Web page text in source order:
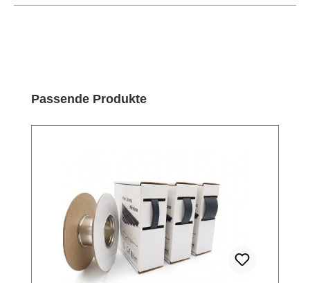
Produktgalerie überspringen
Passende Produkte